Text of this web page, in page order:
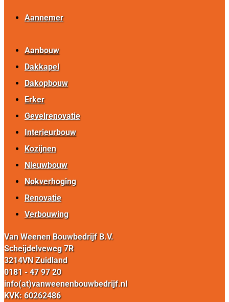
Aannemer
Aanbouw
Dakkapel
Dakopbouw
Erker
Gevelrenovatie
Interieurbouw
Kozijnen
Nieuwbouw
Nokverhoging
Renovatie
Verbouwing
Van Weenen Bouwbedrijf B.V.
Scheijdelveweg 7R
3214VN Zuidland
0181 - 47 97 20
info(at)vanweenenbouwbedrijf.nl
KVK: 60262486